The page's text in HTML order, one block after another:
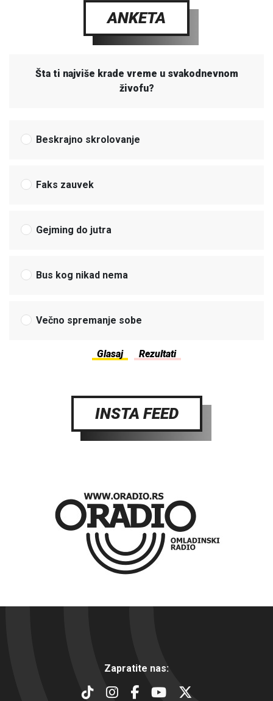
ANKETA
Šta ti najviše krade vreme u svakodnevnom
živofu?
Beskrajno skrolovanje
Faks zauvek
Gejming do jutra
Bus kog nikad nema
Večno spremanje sobe
INSTA FEED
Zapratite nas: